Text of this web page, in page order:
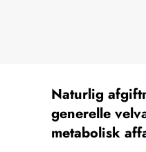
Naturlig
generelle
metabolisk